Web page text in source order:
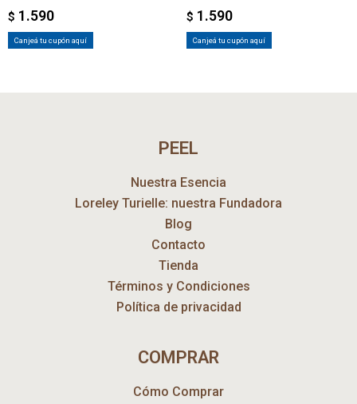
$ 1.590
Canjeá tu cupón aquí
$ 1.590
Canjeá tu cupón aquí
PEEL
Nuestra Esencia
Loreley Turielle: nuestra Fundadora
Blog
Contacto
Tienda
Términos y Condiciones
Política de privacidad
COMPRAR
Cómo Comprar